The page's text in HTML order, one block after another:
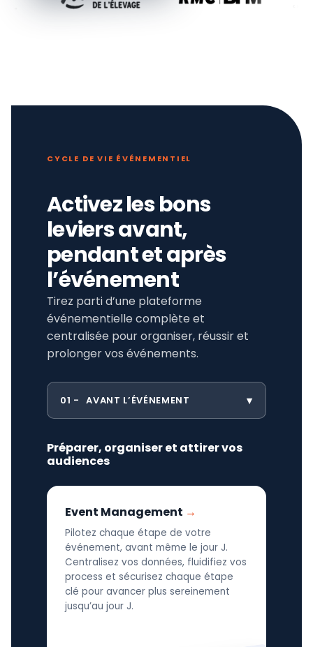
CYCLE DE VIE ÉVÉNEMENTIEL
Activez les bons
leviers avant,
pendant et après
l’événement
Tirez parti d’une plateforme
événementielle complète et
centralisée pour organiser, réussir et
prolonger vos événements.
01 AVANT L’ÉVÉNEMENT
Préparer, organiser et attirer vos
audiences
Event Management
Pilotez chaque étape de votre
événement, avant même le jour J.
Centralisez vos données, fluidifiez vos
process et sécurisez chaque étape
clé pour avancer plus sereinement
jusqu’au jour J.